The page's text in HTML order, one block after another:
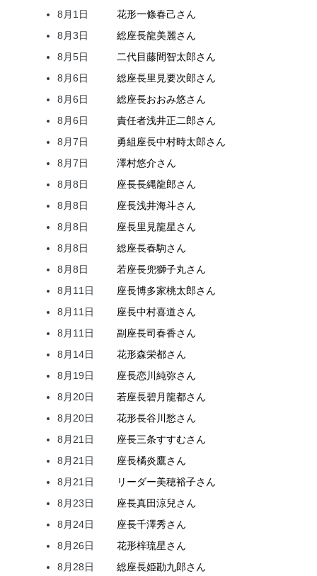
8月1日
花形一條春己さん
8月3日
総座長龍美麗さん
8月5日
二代目藤間智太郎さん
8月6日
総座長里見要次郎さん
8月6日
総座長おおみ悠さん
8月6日
責任者浅井正二郎さん
8月7日
勇組座長中村時太郎さん
8月7日
澤村悠介さん
8月8日
座長長縄龍郎さん
8月8日
座長浅井海斗さん
8月8日
座長里見龍星さん
8月8日
総座長春駒さん
8月8日
若座長兜獅子丸さん
8月11日
座長博多家桃太郎さん
8月11日
座長中村喜道さん
8月11日
副座長司春香さん
8月14日
花形森栄都さん
8月19日
座長恋川純弥さん
8月20日
若座長碧月龍都さん
8月20日
花形長谷川愁さん
8月21日
座長三条すすむさん
8月21日
座長橘炎鷹さん
8月21日
リーダー美穂裕子さん
8月23日
座長真田涼兒さん
8月24日
座長千澤秀さん
8月26日
花形梓琉星さん
8月28日
総座長姫勘九郎さん